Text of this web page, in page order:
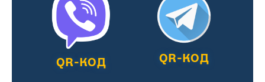
QR-КОД QR-КОД